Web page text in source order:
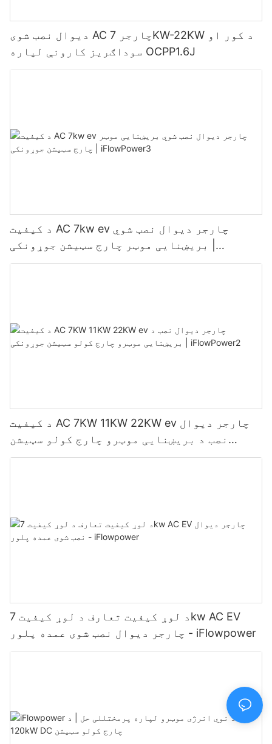
دیوال نصب شوی AC چارجر 7KW-22KW د کور او
سوداګریز کارونې لپاره OCPP1.6J
د کیفیت AC 7kw ev چارجر دیوال نصب شوي
بریښنایی موټر چارج سټیشن جوړونکی |
iFlowPower3
د کیفیت AC 7KW 11KW 22KW ev چارجر دیوال
نصب د بریښنایی موټرو چارج کولو سټیشن
جوړونکی | iFlowPower2
د لوړ کیفیت تعارف د لوړ کیفیت 7kw AC EV
چارجر دیوال نصب شوی عمده پلور - iFlowpower